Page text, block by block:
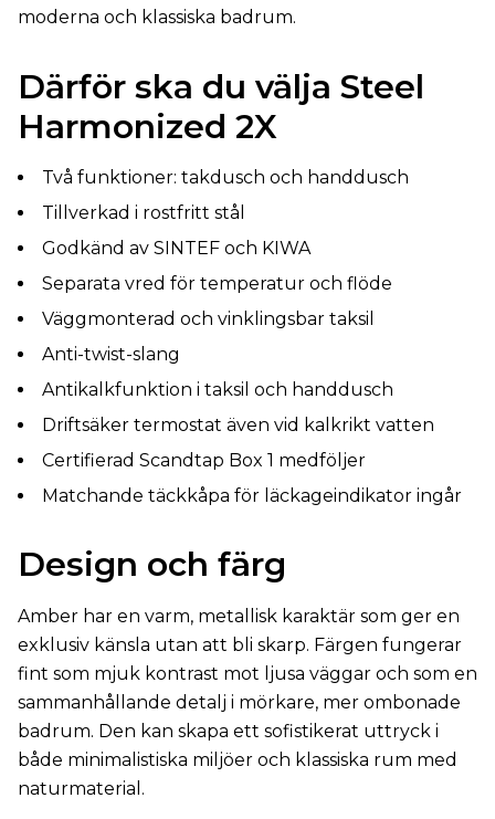
moderna och klassiska badrum.
Därför ska du välja Steel
Harmonized 2X
Två funktioner: takdusch och handdusch
Tillverkad i rostfritt stål
Godkänd av SINTEF och KIWA
Separata vred för temperatur och flöde
Väggmonterad och vinklingsbar taksil
Anti-twist-slang
Antikalkfunktion i taksil och handdusch
Driftsäker termostat även vid kalkrikt vatten
Certifierad Scandtap Box 1 medföljer
Matchande täckkåpa för läckageindikator ingår
Design och färg
Amber har en varm, metallisk karaktär som ger en
exklusiv känsla utan att bli skarp. Färgen fungerar
fint som mjuk kontrast mot ljusa väggar och som en
sammanhållande detalj i mörkare, mer ombonade
badrum. Den kan skapa ett sofistikerat uttryck i
både minimalistiska miljöer och klassiska rum med
naturmaterial.